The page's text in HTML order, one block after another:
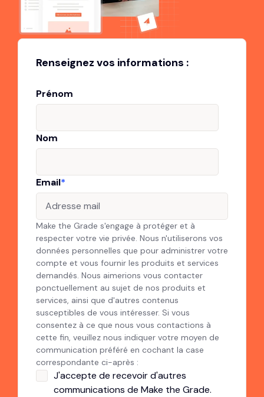
Renseignez vos informations :
Prénom
Nom
Email*
Make the Grade s'engage à protéger et à
respecter votre vie privée. Nous n'utiliserons vos
données personnelles que pour administrer votre
compte et vous fournir les produits et services
demandés. Nous aimerions vous contacter
ponctuellement au sujet de nos produits et
services, ainsi que d'autres contenus
susceptibles de vous intéresser. Si vous
consentez à ce que nous vous contactions à
cette fin, veuillez nous indiquer votre moyen de
communication préféré en cochant la case
correspondante ci-après :
J'accepte de recevoir d'autres
communications de Make the Grade.